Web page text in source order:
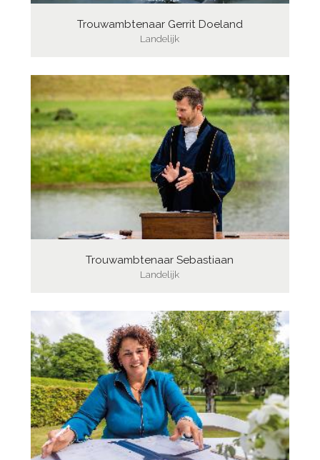
Trouwambtenaar Gerrit Doeland
Landelijk
Trouwambtenaar Sebastiaan
Landelijk